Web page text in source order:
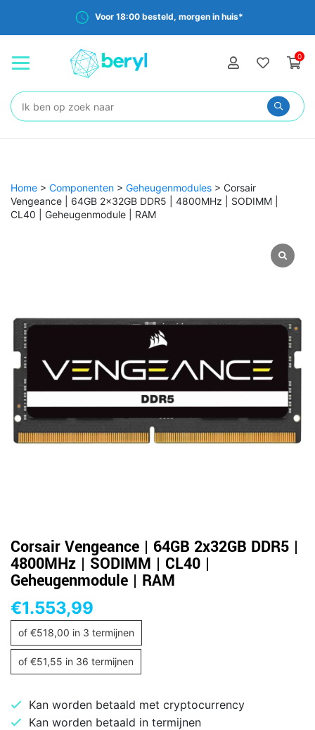
Voor 18:00 besteld, morgen in huis*
0
Zoeken:
Home > Componenten > Geheugenmodules > Corsair
Vengeance | 64GB 2x32GB DDR5 | 4800MHz | SODIMM |
CL40 | Geheugenmodule | RAM
Corsair Vengeance | 64GB 2x32GB DDR5 |
4800MHz | SODIMM | CL40 |
Geheugenmodule | RAM
€1.553,99
of €518,00 in 3 termijnen
of €51,55 in 36 termijnen
Kan worden betaald met cryptocurrency
Kan worden betaald in termijnen